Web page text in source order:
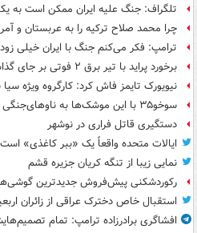
تلگراف: جنگ علیه ایران ممکن است به
چرا محمد صلاح ترکیه را به عربستان و
ترامپ: فکر می‌کنم جنگ با ایران خیلی زود
برخورد پراید با تیر برق ۲ فوتی بر جای گذاشت
نیویورک تایمز فاش کرد: کارگروه ویژه سیا
سوخو۳۵ با این موشک‌ها به ناوهای‌جنگی حمله می‌کند
دستگیری قاتل فراری در نوشهر
ایالات متحده واقعاً یک «ببر کاغذی»
نمایی زیبا از تنگه کریان جزیره قشم
رکوردشکنی پیش‌فروش جدیدترین
استقبال خاص دخترک عراقی از زائران
افشاگری برادرزاده ترامپ: تمام